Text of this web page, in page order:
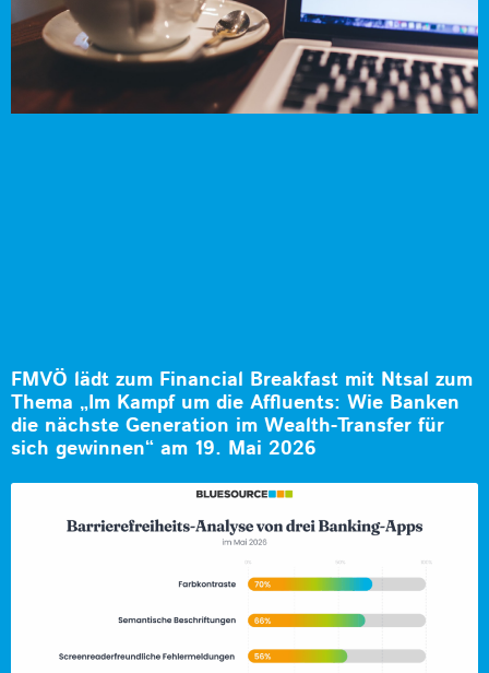
FMVÖ lädt zum Financial Breakfast mit Ntsal zum
Thema „Im Kampf um die Affluents: Wie Banken
die nächste Generation im Wealth-Transfer für
sich gewinnen“ am 19. Mai 2026